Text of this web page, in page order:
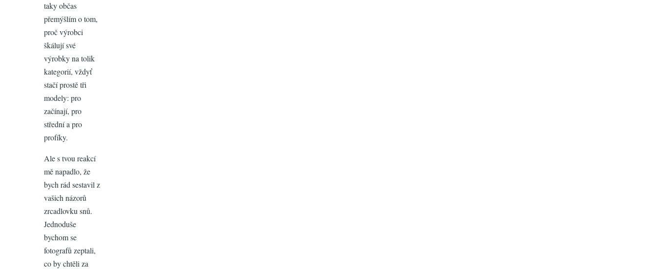
by
Tuvy
taky občas
přemýšlím o tom,
proč výrobci
škálují své
výrobky na tolik
kategorií, vždyť
stačí prostě tři
modely: pro
začínají, pro
střední a pro
profíky.
Ale s tvou reakcí
mě napadlo, že
bych rád sestavil z
vašich názorů
zrcadlovku snů.
Jednoduše
bychom se
fotografů zeptali,
co by chtěli za